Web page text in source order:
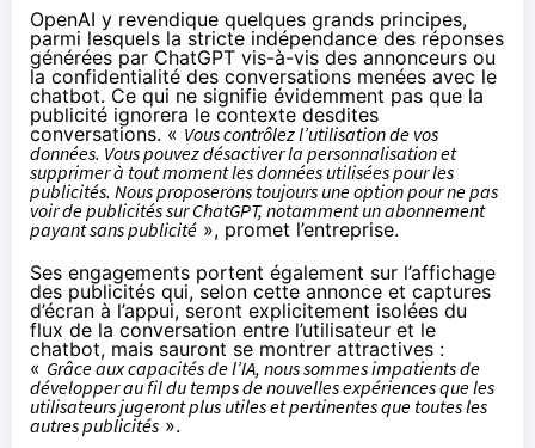
OpenAI y revendique quelques grands principes,
parmi lesquels la stricte indépendance des réponses
générées par ChatGPT vis-à-vis des annonceurs ou
la confidentialité des conversations menées avec le
chatbot. Ce qui ne signifie évidemment pas que la
publicité ignorera le contexte desdites
conversations. « Vous contrôlez l’utilisation de vos
données. Vous pouvez désactiver la personnalisation et
supprimer à tout moment les données utilisées pour les
publicités. Nous proposerons toujours une option pour ne pas
voir de publicités sur ChatGPT, notamment un abonnement
payant sans publicité », promet l’entreprise.
Ses engagements portent également sur l’affichage
des publicités qui, selon cette annonce et captures
d’écran à l’appui, seront explicitement isolées du
flux de la conversation entre l’utilisateur et le
chatbot, mais sauront se montrer attractives :
« Grâce aux capacités de l’IA, nous sommes impatients de
développer au fil du temps de nouvelles expériences que les
utilisateurs jugeront plus utiles et pertinentes que toutes les
autres publicités ».